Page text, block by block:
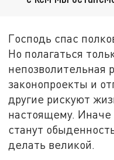
Господь спас
Но полагаться
непозволительная
законопроекты и
другие рискуют
настоящему. Иначе
станут
делать великой.